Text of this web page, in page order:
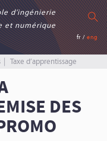
d’ingénierie
et numérique
fr / eng
Taxe d’apprentissage
DES